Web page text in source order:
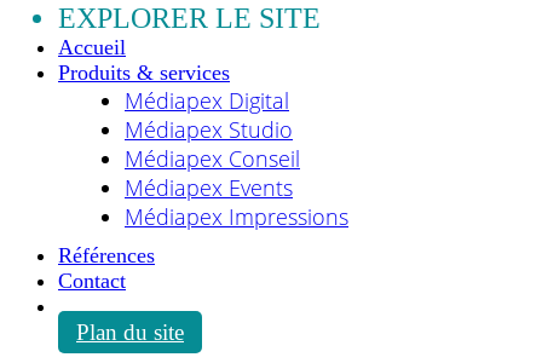
EXPLORER LE SITE
Accueil
Produits & services
Médiapex Digital
Médiapex Studio
Médiapex Conseil
Médiapex Events
Médiapex Impressions
Références
Contact
Plan du site